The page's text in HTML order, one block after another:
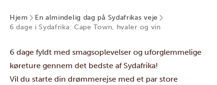
Hjem
En almindelig dag på Sydafrikas veje
6 dage i Sydafrika: Cape Town, hvaler og vin
6 dage fyldt med smagsoplevelser og uforglemmelige
køreture gennem det bedste af Sydafrika!
Vil du starte din drømmerejse med et par store